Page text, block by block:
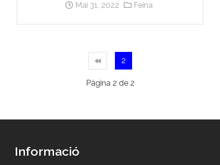
Mai 31, 2022 Feina
2
Pàgina 2 de 2
Informació